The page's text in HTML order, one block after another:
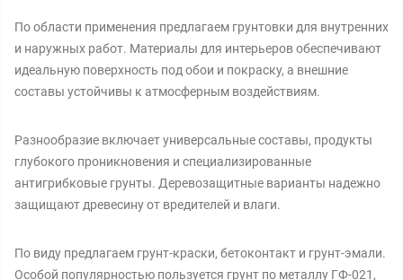
По области применения предлагаем грунтовки для внутренних
и наружных работ. Материалы для интерьеров обеспечивают
идеальную поверхность под обои и покраску, а внешние
составы устойчивы к атмосферным воздействиям.
Разнообразие включает универсальные составы, продукты
глубокого проникновения и специализированные
антигрибковые грунты. Деревозащитные варианты надежно
защищают древесину от вредителей и влаги.
По виду предлагаем грунт-краски, бетоконтакт и грунт-эмали.
Особой популярностью пользуется грунт по металлу ГФ-021,